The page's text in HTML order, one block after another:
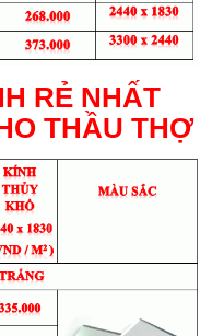
RẺ NHẤT
THẦU THỢ